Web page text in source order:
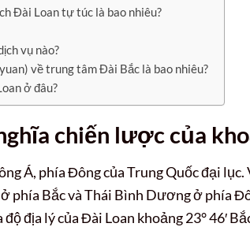
Đài Loan tự túc là bao nhiêu?
vụ nào?
về trung tâm Đài Bắc là bao nhiêu?
ở đâu?
chiến lược của
Á, phía Đông của Trung Quốc đại lục.
phía Bắc và Thái Bình Dương ở phía
địa lý của Đài Loan khoảng 23° 46′